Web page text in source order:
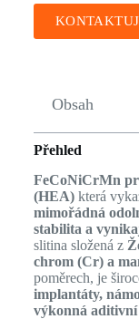
Obsah
Přehled
FeCoNiCrMn
(HEA)která
mimořádná
stabilita a
slitina složená z
chrom (Cr) a
poměrech, je
implantáty,
výkonná